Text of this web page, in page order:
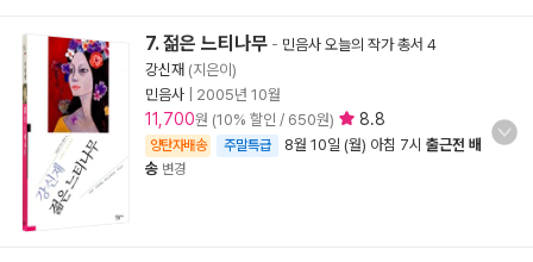
7. 젊은 느티나무 - 민음사 오늘의 작가 총서 4
강신재 (지은이)
민음사
2005년 10월
11,700원 (10% 할인 / 650원) 8.8
양탄자배송 주말특급 8월 10일 (월) 아침 7시 출근전 배
송 변경